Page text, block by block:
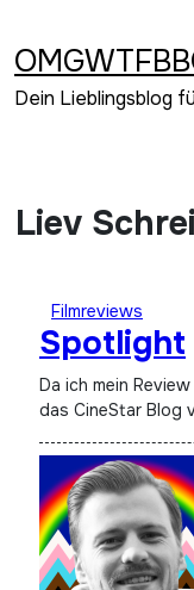
springen
Dein Lieblingsblog
Liev
Filmreviews
Spotlight
Da ich mein Review in freundlicher Zusammenarbeit fuer
das CineStar Blog